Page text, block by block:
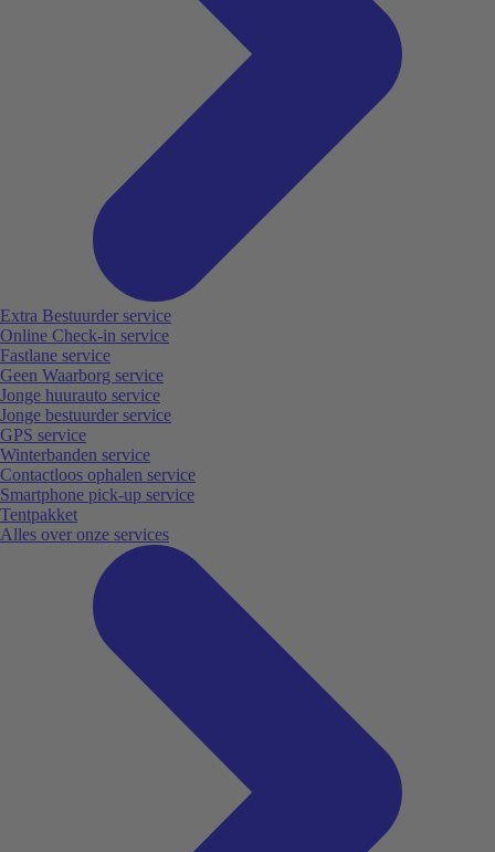
Extra Bestuurder service
Online Check-in service
Fastlane service
Geen Waarborg service
Jonge huurauto service
Jonge bestuurder service
GPS service
Winterbanden service
Contactloos ophalen service
Smartphone pick-up service
Tentpakket
Alles over onze services